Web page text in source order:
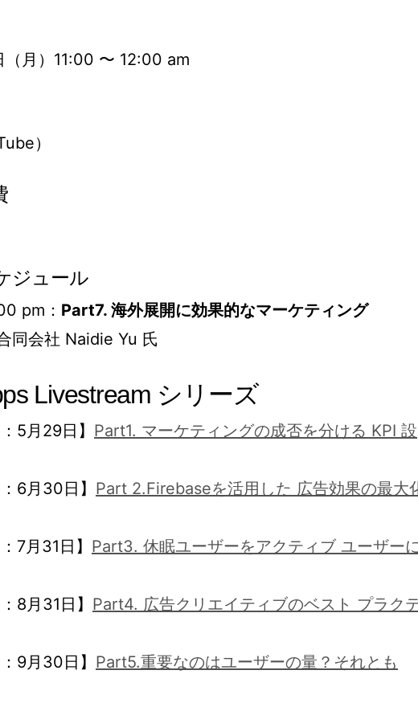
月）11:00 〜 12:00 am
）
ジュール
pm： Part7. 海外展開に効果的なマーケティング
同会社 Naidie Yu 氏
Livestream シリーズ
5月29日】 Part1. マーケティングの成否を分ける KPI 設
6月30日】 Part 2.Firebaseを活用した 広告効果の最大
7月31日】 Part3. 休眠ユーザーをアクティブ ユーザー
8月31日】 Part4. 広告クリエイティブのベスト プラク
9月30日】 Part5.重要なのはユーザーの量？それとも